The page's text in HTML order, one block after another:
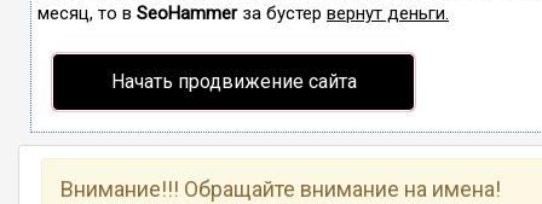
месяц, то в SeoHammerза бустер вернут деньги.
Начать продвижение сайта
Внимание!!! Обращайте внимание на имена!